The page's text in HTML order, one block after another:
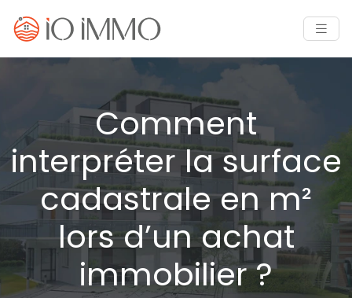
Comment
interpréter la surface
cadastrale en m²
lors d’un achat
immobilier ?